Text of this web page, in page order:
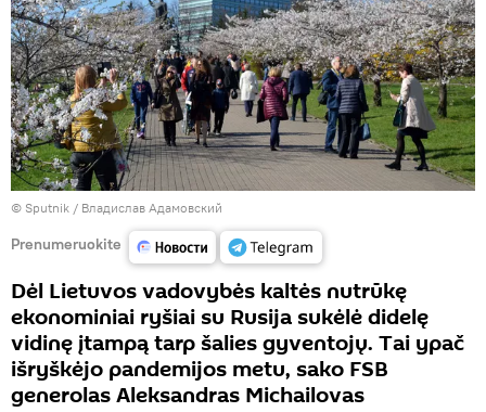
© Sputnik / Владислав Адамовский
Prenumeruokite
Dėl Lietuvos vadovybės kaltės nutrūkę
ekonominiai ryšiai su Rusija sukėlė didelę
vidinę įtampą tarp šalies gyventojų. Tai ypač
išryškėjo pandemijos metu, sako FSB
generolas Aleksandras Michailovas